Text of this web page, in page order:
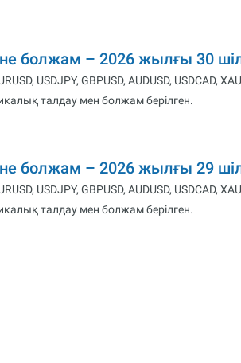
болжам – 2026 жылғы 30
USDJPY, GBPUSD, AUDUSD, USDCAD,
талдау мен болжам берілген.
болжам – 2026 жылғы 29
USDJPY, GBPUSD, AUDUSD, USDCAD,
талдау мен болжам берілген.